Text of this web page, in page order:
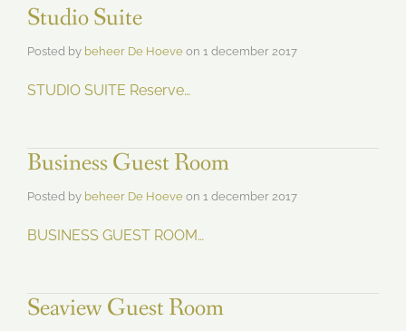
Studio Suite
Posted by beheer De Hoeve on 1 december 2017
STUDIO SUITE Reserve…
Business Guest Room
Posted by beheer De Hoeve on 1 december 2017
BUSINESS GUEST ROOM…
Seaview Guest Room